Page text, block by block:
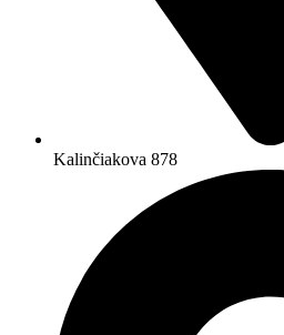
Kalinčiakova 878